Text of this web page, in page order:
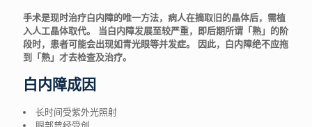
手术是现时治疗白内障的唯一方法，病人在摘取旧的晶体后，需植
入人工晶体取代。 当白内障发展至较严重，即后期所谓「熟」的阶
段时，患者可能会出现如青光眼等并发症。 因此，白内障绝不应拖
到「熟」才去检查及治疗。
白内障成因
长时间受紫外光照射